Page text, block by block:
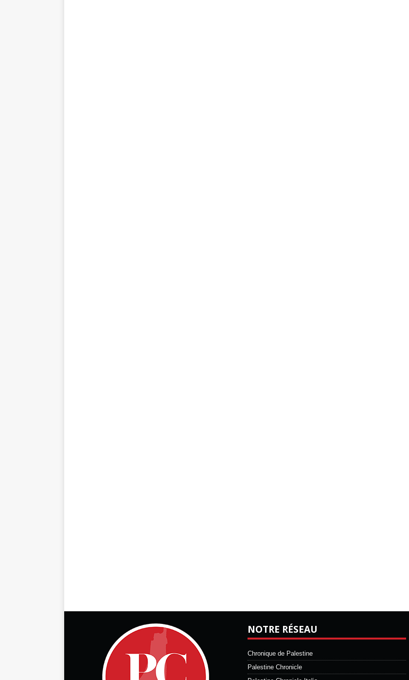
NOTRE RÉSEAU
Chronique de Palestine
Palestine Chronicle